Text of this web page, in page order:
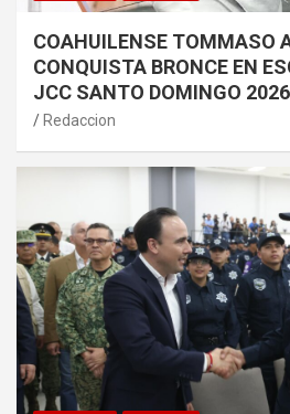
COAHUILENSE TOMMASO
CONQUISTA BRONCE EN
JCC SANTO DOMINGO 2026
Redaccion